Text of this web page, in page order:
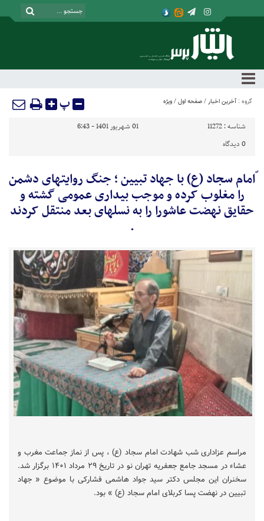
گروه : آخرین اخبار / صفحه اول / ویژه پ
شناسه : 11272
01 شهریور 1401 - 6:43
0 دیدگاه
ّامام سجاد (ع) با جهاد تبیین ؛ جنگ روایتهای دشمن
را مغلوب کرده و موجب بیداری عمومی گشته و
حقایق نهضت عاشورا را به نسلهای بعد منتقل کردند
.
مراسم عزاداری شب شهادت امام سجاد (ع) ، پس از نماز جماعت مغرب و
عشاء در مسجد جامع جعفریه تهران نو در تاریخ ۲۹ مرداد ۱۴٠۱ برگزار شد.
سخنران این مجلس دکتر سید جواد هاشمی فشارکی با موضوع « جهاد
تبیین در نهضت پسا کربلای امام سجاد (ع) » بود.